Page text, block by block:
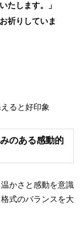
たします。」
祈りしていま
ると好印象
のある感動的
かさと感動を意識
式のバランスを大